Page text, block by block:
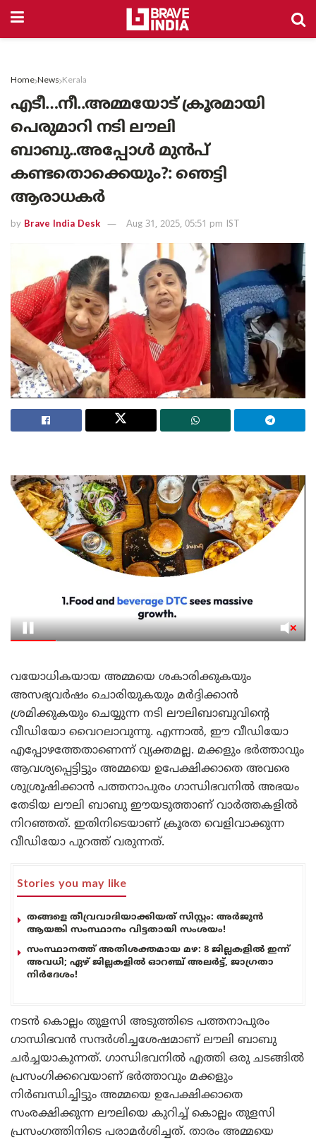
Home News Kerala
എടീ…നീ..അമ്മയോട് ക്രൂരമായി
പെരുമാറി നടി ലൗലി
ബാബു..അപ്പോൾ മുൻപ്
കണ്ടതൊക്കെയും?: ഞെട്ടി
ആരാധകർ
by Brave India Desk Aug 31, 2025, 05:51 pm IST
വയോധികയായ അമ്മയെ ശകാരിക്കുകയും
അസഭ്യവർഷം ചൊരിയുകയും മർദ്ദിക്കാൻ
ശ്രമിക്കുകയും ചെയ്യുന്ന നടി ലൗലിബാബുവിന്റെ
വീഡിയോ വൈറലാവുന്നു. എന്നാൽ, ഈ വീഡിയോ
എപ്പോഴത്തേതാണെന്ന് വ്യക്തമല്ല. മക്കളും ഭർത്താവും
ആവശ്യപ്പെട്ടിട്ടും അമ്മയെ ഉപേക്ഷിക്കാതെ അവരെ
ശുശ്രൂഷിക്കാൻ പത്തനാപുരം ഗാന്ധിഭവനിൽ അഭയം
തേടിയ ലൗലി ബാബു ഈയടുത്താണ് വാർത്തകളിൽ
നിറഞ്ഞത്. ഇതിനിടെയാണ് ക്രൂരത വെളിവാക്കുന്ന
വീഡിയോ പുറത്ത് വരുന്നത്.
Stories you may like
തങ്ങളെ തീവ്രവാദിയാക്കിയത് സിസ്റ്റം: അർജുൻ
ആയങ്കി സംസ്ഥാനം വിട്ടതായി സംശയം!
സംസ്ഥാനത്ത് അതിശക്തമായ മഴ: 8 ജില്ലകളിൽ ഇന്ന്
അവധി; ഏഴ് ജില്ലകളിൽ ഓറഞ്ച് അലർട്ട്, ജാഗ്രതാ
നിർദേശം!
നടൻ കൊല്ലം തുളസി അടുത്തിടെ പത്തനാപുരം
ഗാന്ധിഭവൻ സന്ദർശിച്ചശേഷമാണ് ലൗലി ബാബു
ചർച്ചയാകുന്നത്. ഗാന്ധിഭവനിൽ എത്തി ഒരു ചടങ്ങിൽ
പ്രസംഗിക്കവെയാണ് ഭർത്താവും മക്കളും
നിർബന്ധിച്ചിട്ടും അമ്മയെ ഉപേക്ഷിക്കാതെ
സംരക്ഷിക്കുന്ന ലൗലിയെ കുറിച്ച് കൊല്ലം തുളസി
പ്രസംഗത്തിനിടെ പരാമർശിച്ചത്. താരം അമ്മയെ